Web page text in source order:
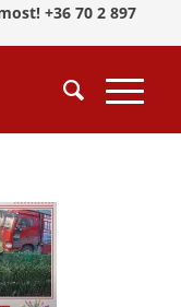
+36 70 2 897